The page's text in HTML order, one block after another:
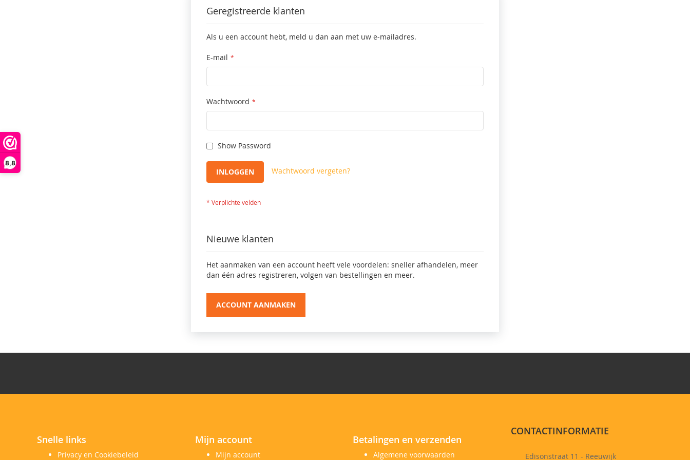
8,8
Geregistreerde klanten
Als u een account hebt, meld u dan aan met uw e-mailadres.
E-mail
Wachtwoord
Show Password
INLOGGEN Wachtwoord vergeten?
Nieuwe klanten
Het aanmaken van een account heeft vele voordelen: sneller afhandelen, meer
dan één adres registreren, volgen van bestellingen en meer.
ACCOUNT AANMAKEN
Snelle links
Privacy en Cookiebeleid
Mijn account
Mijn account
Betalingen en verzenden
Algemene voorwaarden
CONTACTINFORMATIE
Edisonstraat 11 - Reeuwijk